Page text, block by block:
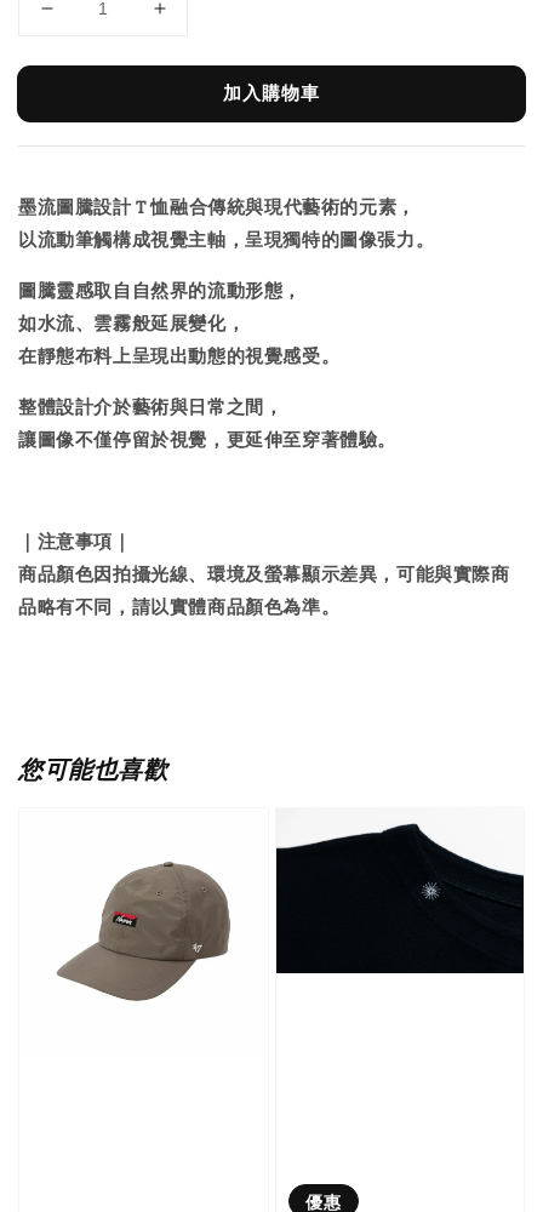
加入購物車
墨流圖騰設計 T 恤融合傳統與現代藝術的元素，
以流動筆觸構成視覺主軸，呈現獨特的圖像張力。
圖騰靈感取自自然界的流動形態，
如水流、雲霧般延展變化，
在靜態布料上呈現出動態的視覺感受。
整體設計介於藝術與日常之間，
讓圖像不僅停留於視覺，更延伸至穿著體驗。
｜注意事項｜
商品顏色因拍攝光線、環境及螢幕顯示差異，可能與實際商
品略有不同，請以實體商品顏色為準。
您可能也喜歡
優惠